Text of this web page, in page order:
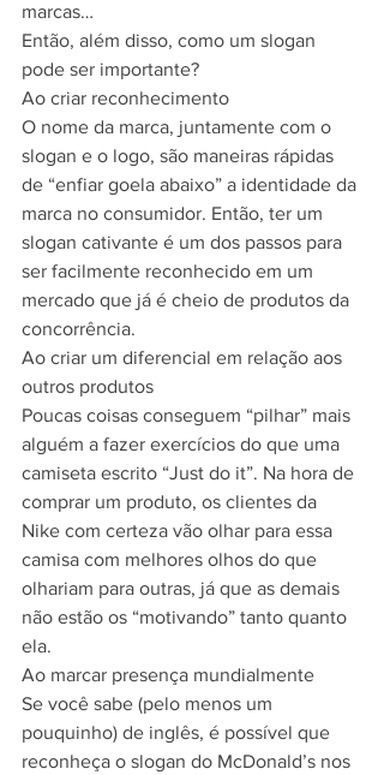
marcas…
Então, além disso, como um slogan
pode ser importante?
Ao criar reconhecimento
O nome da marca, juntamente com o
slogan e o logo, são maneiras rápidas
de “enfiar goela abaixo” a identidade da
marca no consumidor. Então, ter um
slogan cativante é um dos passos para
ser facilmente reconhecido em um
mercado que já é cheio de produtos da
concorrência.
Ao criar um diferencial em relação aos
outros produtos
Poucas coisas conseguem “pilhar” mais
alguém a fazer exercícios do que uma
camiseta escrito “Just do it”. Na hora de
comprar um produto, os clientes da
Nike com certeza vão olhar para essa
camisa com melhores olhos do que
olhariam para outras, já que as demais
não estão os “motivando” tanto quanto
ela.
Ao marcar presença mundialmente
Se você sabe (pelo menos um
pouquinho) de inglês, é possível que
reconheça o slogan do McDonald’s nos